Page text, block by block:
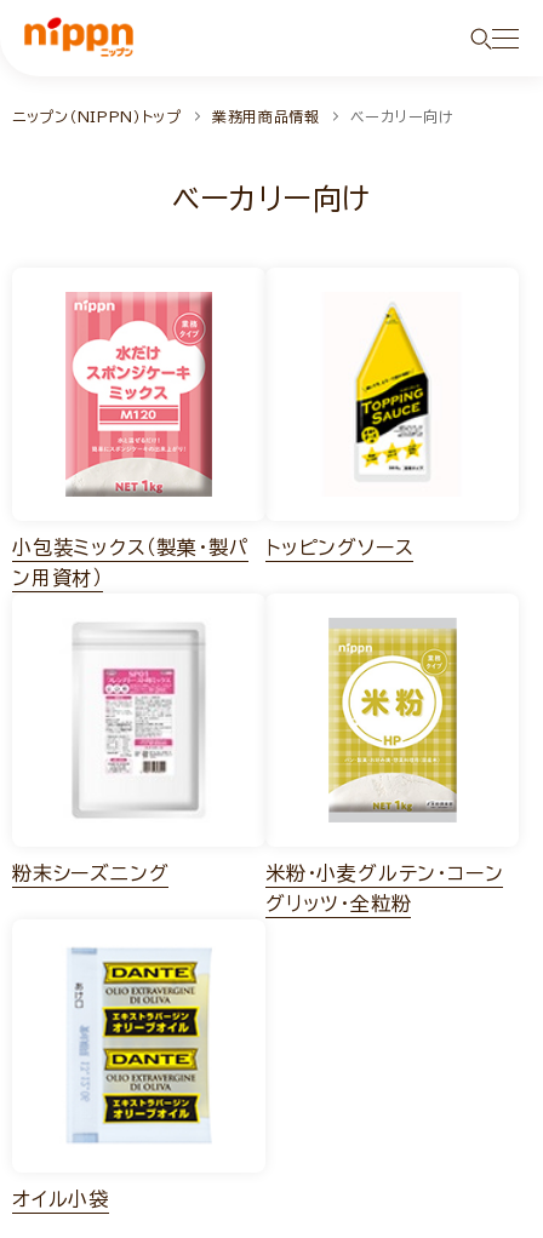
ニップン（NIPPN）トップ 業務用商品情報 ベーカリー向け
ベーカリー向け
小包装ミックス（製菓・製パ
ン用資材）
トッピングソース
粉末シーズニング
米粉・小麦グルテン・コーン
グリッツ・全粒粉
オイル小袋